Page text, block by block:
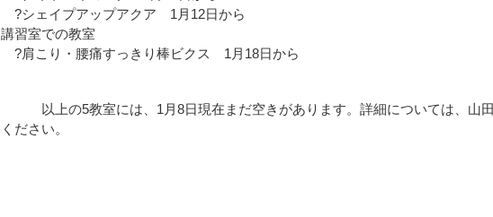
?シェイプアップアクア 1月12日から
講習室での教室
?肩こり・腰痛すっきり棒ビクス 1月18日から
以上の5教室には、1月8日現在まだ空きがあります。詳細については、山
ください。